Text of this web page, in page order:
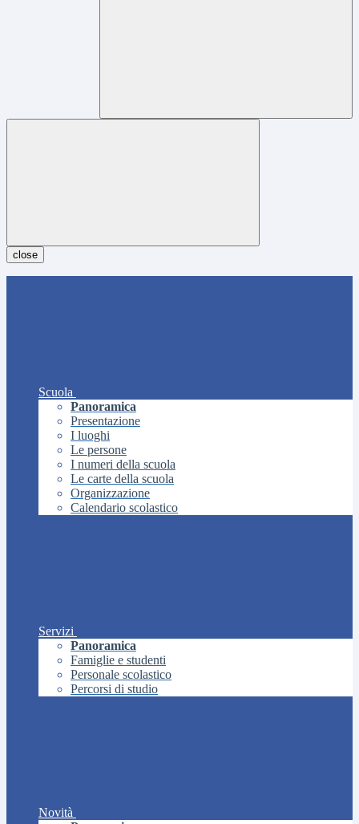
close
Scuola
Panoramica
Presentazione
I luoghi
Le persone
I numeri della scuola
Le carte della scuola
Organizzazione
Calendario scolastico
Servizi
Panoramica
Famiglie e studenti
Personale scolastico
Percorsi di studio
Novità